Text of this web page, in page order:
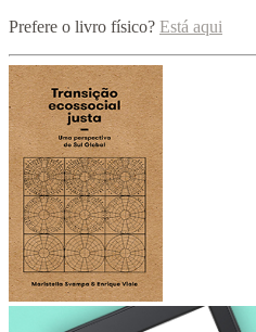
Prefere o livro físico? Está aqui